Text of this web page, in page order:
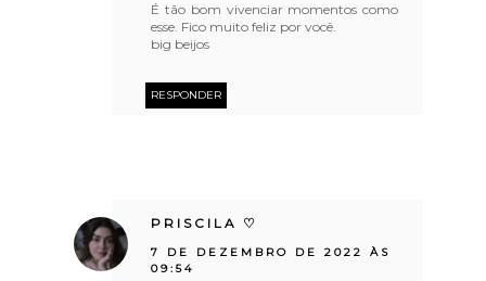
É tão bom vivenciar momentos como
esse. Fico muito feliz por você.
big beijos
RESPONDER
PRISCILA ♡
7 DE DEZEMBRO DE 2022 ÀS
09:54